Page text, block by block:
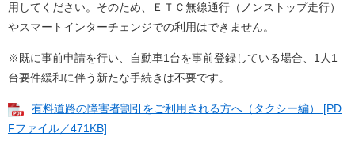
用してください。そのため、ＥＴＣ無線通行（ノンストップ走行）
やスマートインターチェンジでの利用はできません。
※既に事前申請を行い、自動車1台を事前登録している場合、1人1
台要件緩和に伴う新たな手続きは不要です。
有料道路の障害者割引をご利用される方へ（タクシー編） [PD
Fファイル／471KB]